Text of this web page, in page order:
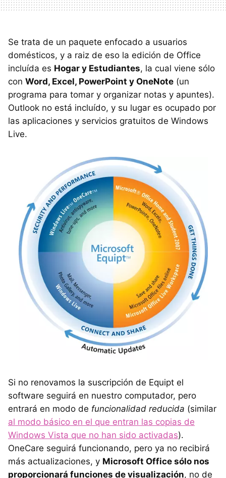
Se trata de un paquete enfocado a usuarios
domésticos, y a raiz de eso la edición de Office
incluída es Hogar y Estudiantes, la cual viene sólo
con Word, Excel, PowerPoint y OneNote (un
programa para tomar y organizar notas y apuntes).
Outlook no está incluído, y su lugar es ocupado por
las aplicaciones y servicios gratuitos de Windows
Live.
Si no renovamos la suscripción de Equipt el
software seguirá en nuestro computador, pero
entrará en modo de funcionalidad reducida (similar
al modo básico en el que entran las copias de
Windows Vista que no han sido activadas).
OneCare seguirá funcionando, pero ya no recibirá
más actualizaciones, y Microsoft Office sólo nos
proporcionará funciones de visualización, no de